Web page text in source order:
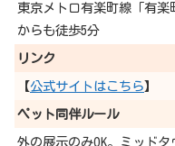
東京メトロ有楽町線「有楽
からも徒歩5分
リンク
【公式サイトはこちら】
ペット同伴ルール
外の展示のみOK。ミッド